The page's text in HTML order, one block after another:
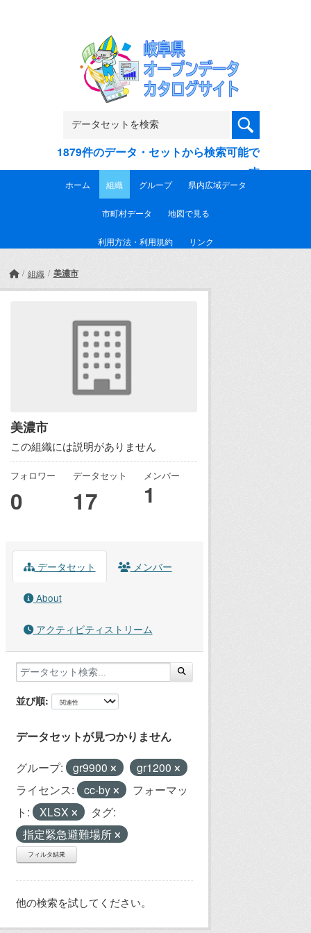
1879件のデータ・セットから検索可能で
す
ホーム 組織 グループ 県内広域データ
市町村データ 地図で見る
利用方法・利用規約 リンク
組織 美濃市
美濃市
この組織には説明がありません
フォロワー
0
データセット
17
メンバー
1
データセット メンバー
About
アクティビティストリーム
並び順
データセットが見つかりません
グループ: gr9900
gr1200
ライセンス:
cc-by
フォーマッ
ト:
XLSX
タグ:
指定緊急避難場所
フィルタ結果
他の検索を試してください。